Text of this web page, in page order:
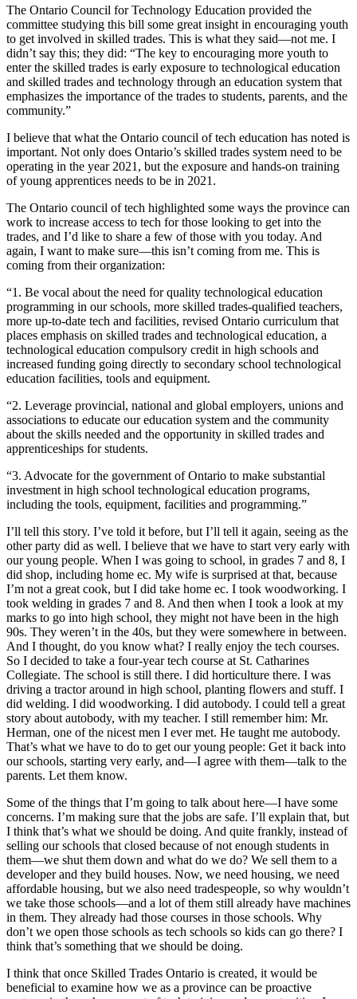
The Ontario Council for Technology Education provided the
committee studying this bill some great insight in encouraging youth
to get involved in skilled trades. This is what they said—not me. I
didn’t say this; they did: “The key to encouraging more youth to
enter the skilled trades is early exposure to technological education
and skilled trades and technology through an education system that
emphasizes the importance of the trades to students, parents, and the
community.”
I believe that what the Ontario council of tech education has noted is
important. Not only does Ontario’s skilled trades system need to be
operating in the year 2021, but the exposure and hands-on training
of young apprentices needs to be in 2021.
The Ontario council of tech highlighted some ways the province can
work to increase access to tech for those looking to get into the
trades, and I’d like to share a few of those with you today. And
again, I want to make sure—this isn’t coming from me. This is
coming from their organization:
“1. Be vocal about the need for quality technological education
programming in our schools, more skilled trades-qualified teachers,
more up-to-date tech and facilities, revised Ontario curriculum that
places emphasis on skilled trades and technological education, a
technological education compulsory credit in high schools and
increased funding going directly to secondary school technological
education facilities, tools and equipment.
“2. Leverage provincial, national and global employers, unions and
associations to educate our education system and the community
about the skills needed and the opportunity in skilled trades and
apprenticeships for students.
“3. Advocate for the government of Ontario to make substantial
investment in high school technological education programs,
including the tools, equipment, facilities and programming.”
I’ll tell this story. I’ve told it before, but I’ll tell it again, seeing as the
other party did as well. I believe that we have to start very early with
our young people. When I was going to school, in grades 7 and 8, I
did shop, including home ec. My wife is surprised at that, because
I’m not a great cook, but I did take home ec. I took woodworking. I
took welding in grades 7 and 8. And then when I took a look at my
marks to go into high school, they might not have been in the high
90s. They weren’t in the 40s, but they were somewhere in between.
And I thought, do you know what? I really enjoy the tech courses.
So I decided to take a four-year tech course at St. Catharines
Collegiate. The school is still there. I did horticulture there. I was
driving a tractor around in high school, planting flowers and stuff. I
did welding. I did woodworking. I did autobody. I could tell a great
story about autobody, with my teacher. I still remember him: Mr.
Herman, one of the nicest men I ever met. He taught me autobody.
That’s what we have to do to get our young people: Get it back into
our schools, starting very early, and—I agree with them—talk to the
parents. Let them know.
Some of the things that I’m going to talk about here—I have some
concerns. I’m making sure that the jobs are safe. I’ll explain that, but
I think that’s what we should be doing. And quite frankly, instead of
selling our schools that closed because of not enough students in
them—we shut them down and what do we do? We sell them to a
developer and they build houses. Now, we need housing, we need
affordable housing, but we also need tradespeople, so why wouldn’t
we take those schools—and a lot of them still already have machines
in them. They already had those courses in those schools. Why
don’t we open those schools as tech schools so kids can go there? I
think that’s something that we should be doing.
I think that once Skilled Trades Ontario is created, it would be
beneficial to examine how we as a province can be proactive